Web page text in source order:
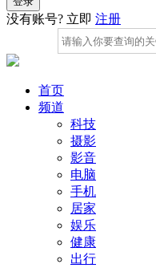
没有账号? 立即 注册
首页
频道
科技
摄影
影音
电脑
手机
居家
娱乐
健康
出行